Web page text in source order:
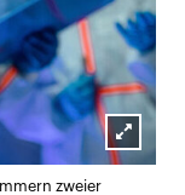
Lightbox
zweier